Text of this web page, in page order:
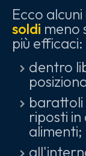
Ecco alcuni
soldi meno
più efficaci:
dentro
riposti
alimenti;